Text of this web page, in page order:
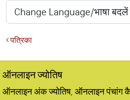
पत्रिका
ऑनलाइन ज्योतिष
ऑनलाइन अंक ज्योतिष, ऑनलाइन पंचांग